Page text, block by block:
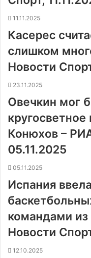
11.11.2025
Касерес
слишком
Новости
23.11.2025
Овечкин мог
кругосветное
Конюхов –
05.11.2025
05.11.2025
Испания
командами
Новости
12.10.2025